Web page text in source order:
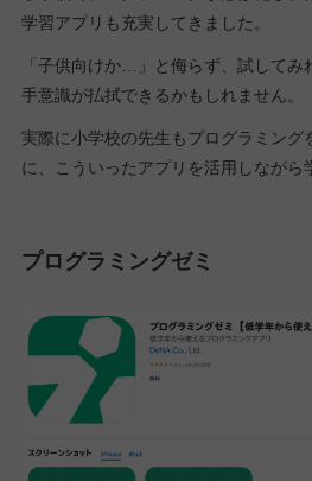
学習アプリも充実してきました。
「子供向けか…」と侮らず、試してみ
手意識が払拭できるかもしれません。
実際に小学校の先生もプログラミング
に、こういったアプリを活用しながら
プログラミングゼミ